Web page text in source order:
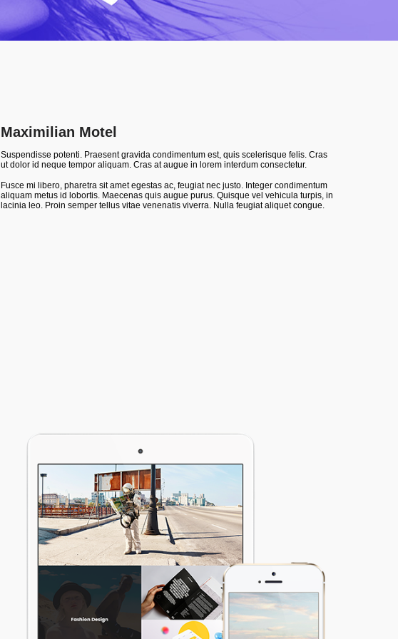
Maximilian Motel
Suspendisse potenti. Praesent gravida condimentum est, quis scelerisque felis. Cras
ut dolor id neque tempor aliquam. Cras at augue in lorem interdum consectetur.
Fusce mi libero, pharetra sit amet egestas ac, feugiat nec justo. Integer condimentum
aliquam metus id lobortis. Maecenas quis augue purus. Quisque vel vehicula turpis, in
lacinia leo. Proin semper tellus vitae venenatis viverra. Nulla feugiat aliquet congue.